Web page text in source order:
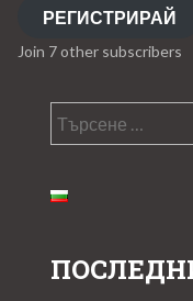
РЕГИСТРИРАЙ
Join 7 other subscribers
Търсене
за: